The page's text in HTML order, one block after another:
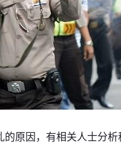
原因，有相关人士分